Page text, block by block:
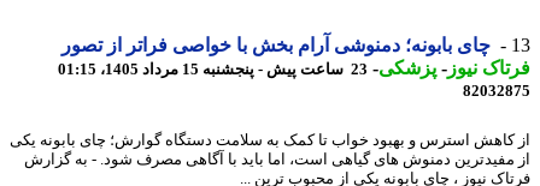
چای بابونه؛ دمنوشی آرام بخش با خواصی فراتر از تصور
نیوز-پزشکی-23 ساعت پیش - پنجشنبه 15 مرداد 1405، 01:15
استرس و بهبود خواب تا کمک به سلامت دستگاه گوارش؛ چای بابونه یکی
دمنوش های گیاهی است، اما باید با آگاهی مصرف شود. - به گزارش
نیوز ، چای بابونه یکی از محبوب ترین ...